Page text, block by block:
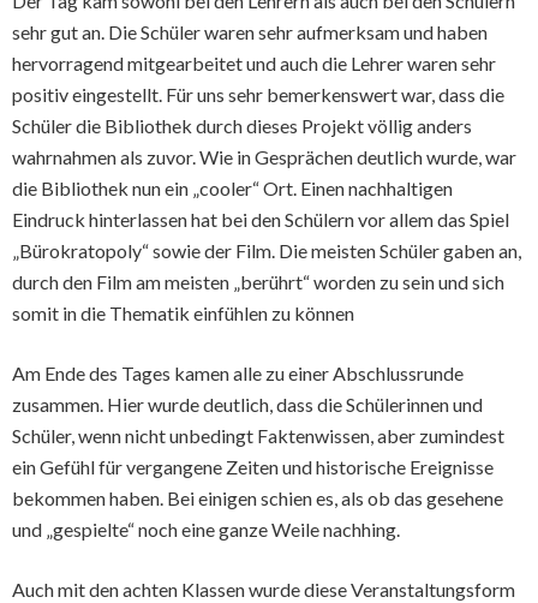
sehr gut an. Die Schüler waren sehr aufmerksam und haben
hervorragend mitgearbeitet und auch die Lehrer waren sehr
positiv eingestellt. Für uns sehr bemerkenswert war, dass die
Schüler die Bibliothek durch dieses Projekt völlig anders
wahrnahmen als zuvor. Wie in Gesprächen deutlich wurde, war
die Bibliothek nun ein „cooler“ Ort. Einen nachhaltigen
Eindruck hinterlassen hat bei den Schülern vor allem das Spiel
„Bürokratopoly“ sowie der Film. Die meisten Schüler gaben an,
durch den Film am meisten „berührt“ worden zu sein und sich
somit in die Thematik einfühlen zu können
Am Ende des Tages kamen alle zu einer Abschlussrunde
zusammen. Hier wurde deutlich, dass die Schülerinnen und
Schüler, wenn nicht unbedingt Faktenwissen, aber zumindest
ein Gefühl für vergangene Zeiten und historische Ereignisse
bekommen haben. Bei einigen schien es, als ob das gesehene
und „gespielte“ noch eine ganze Weile nachhing.
Auch mit den achten Klassen wurde diese Veranstaltungsform